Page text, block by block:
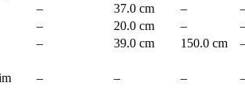
– 37.0 cm –
– 20.0 cm –
– 39.0 cm 150.0 cm
– – –